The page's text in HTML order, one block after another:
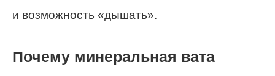
и возможность «дышать».
Почему минеральная вата